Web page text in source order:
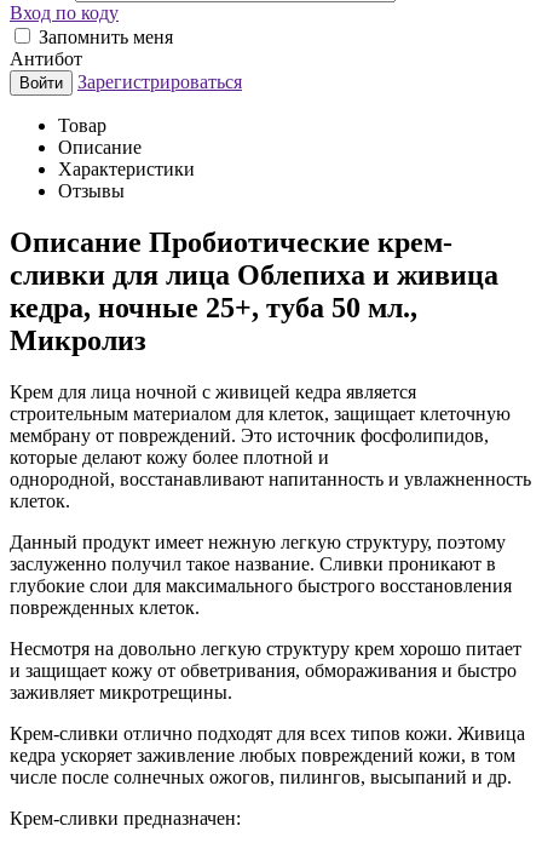
Вход по коду
Запомнить меня
Антибот
Войти Зарегистрироваться
Товар
Описание
Характеристики
Отзывы
Описание Пробиотические крем-
сливки для лица Облепиха и живица
кедра, ночные 25+, туба 50 мл.,
Микролиз
Крем для лица ночной с живицей кедра является
строительным материалом для клеток, защищает клеточную
мембрану от повреждений. Это источник фосфолипидов,
которые делают кожу более плотной и
однородной, восстанавливают напитанность и увлажненность
клеток.
Данный продукт имеет нежную легкую структуру, поэтому
заслуженно получил такое название. Сливки проникают в
глубокие слои для максимального быстрого восстановления
поврежденных клеток.
Несмотря на довольно легкую структуру крем хорошо питает
и защищает кожу от обветривания, обмораживания и быстро
заживляет микротрещины.
Крем-сливки отлично подходят для всех типов кожи. Живица
кедра ускоряет заживление любых повреждений кожи, в том
числе после солнечных ожогов, пилингов, высыпаний и др.
Крем-сливки предназначен: